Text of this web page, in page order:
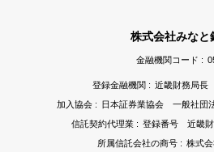
株式会社みなと
金融機関コード :
登録金融機関 : 近畿財務局長
加入協会 : 日本証券業協会 一般社団
信託契約代理業 : 登録番号 近畿財
所属信託会社の商号 : 株式